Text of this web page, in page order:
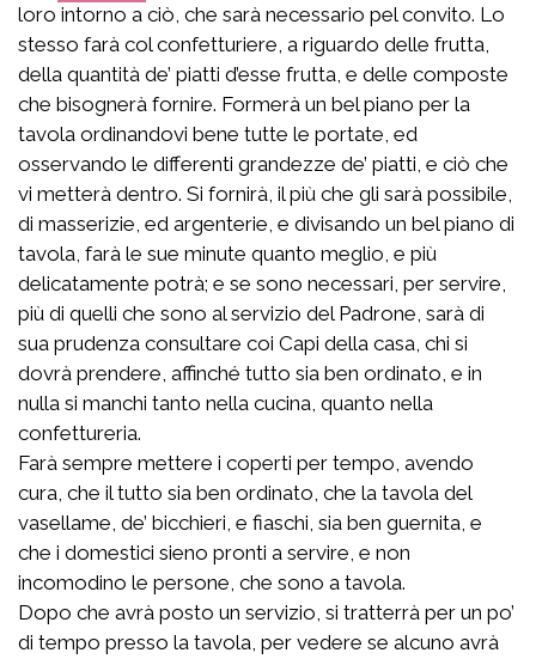
loro intorno a ciò, che sarà necessario pel convito. Lo
stesso farà col confetturiere, a riguardo delle frutta,
della quantità de’ piatti d’esse frutta, e delle composte
che bisognerà fornire. Formerà un bel piano per la
tavola ordinandovi bene tutte le portate, ed
osservando le differenti grandezze de’ piatti, e ciò che
vi metterà dentro. Si fornirà, il più che gli sarà possibile,
di masserizie, ed argenterie, e divisando un bel piano di
tavola, farà le sue minute quanto meglio, e più
delicatamente potrà; e se sono necessari, per servire,
più di quelli che sono al servizio del Padrone, sarà di
sua prudenza consultare coi Capi della casa, chi si
dovrà prendere, affinché tutto sia ben ordinato, e in
nulla si manchi tanto nella cucina, quanto nella
confettureria.
Farà sempre mettere i coperti per tempo, avendo
cura, che il tutto sia ben ordinato, che la tavola del
vasellame, de’ bicchieri, e fiaschi, sia ben guernita, e
che i domestici sieno pronti a servire, e non
incomodino le persone, che sono a tavola.
Dopo che avrà posto un servizio, si tratterrà per un po’
di tempo presso la tavola, per vedere se alcuno avrà